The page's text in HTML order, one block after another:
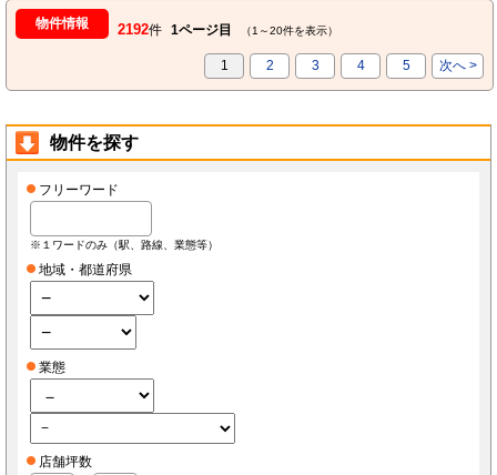
物件情報 2192件 1ページ目 （1～20件を表示）
1 2 3 4 5 次へ >
物件を探す
フリーワード
※１ワードのみ（駅、路線、業態等）
地域・都道府県
業態
店舗坪数